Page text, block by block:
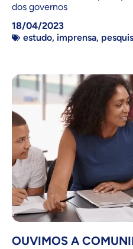
dos governos
18/04/2023
estudo, imprensa,
OUVIMOS A